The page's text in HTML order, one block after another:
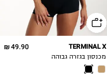
49.90 ₪ TERMINAL X
מכנסון בגזרה גבוהה